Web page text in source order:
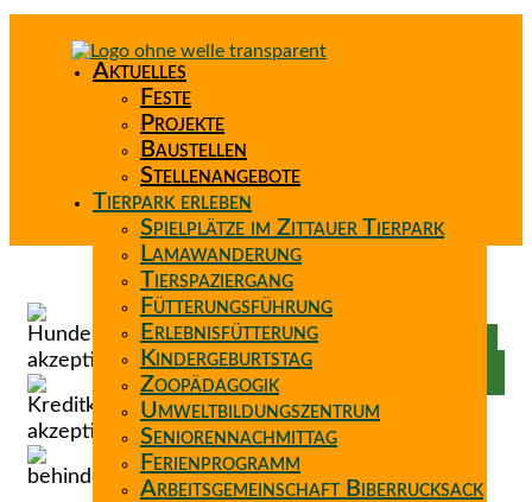
Aktuelles
Feste
Projekte
Baustellen
Stellenangebote
Tierpark erleben
Spielplätze im Zittauer Tierpark
Lamawanderung
Tierspaziergang
Fütterungsführung
Erlebnisfütterung
Kindergeburtstag
Zoopädagogik
Umweltbildungszentrum
Seniorennachmittag
Ferienprogramm
Arbeitsgemeinschaft Biberrucksack